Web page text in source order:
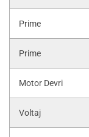
Prime
Prime
Motor Devri
Voltaj